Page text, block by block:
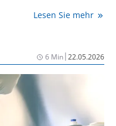
im Labor
einer Krankheit,
und
chronische
der Rheumatologie
eng
Lesen Sie mehr
6 Min|22.05.2026